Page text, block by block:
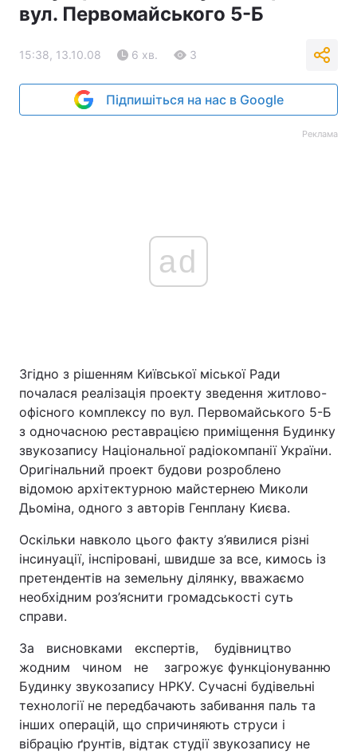
вул. Первомайського 5-Б
15:38, 13.10.08 6 хв. 3
Підпишіться на нас в Google
Реклама
ad
Згідно з рішенням Київської міської Ради
почалася реалізація проекту зведення житлово-
офісного комплексу по вул. Первомайського 5-Б
з одночасною реставрацією приміщення Будинку
звукозапису Національної радіокомпанії України.
Оригінальний проект будови розроблено
відомою архітектурною майстернею Миколи
Дьоміна, одного з авторів Генплану Києва.
Оскільки навколо цього факту з’явилися різні
інсинуації, інспіровані, швидше за все, кимось із
претендентів на земельну ділянку, вважаємо
необхідним роз’яснити громадськості суть
справи.
За висновками експертів, будівництво
жодним чином не загрожує функціонуванню
Будинку звукозапису НРКУ. Сучасні будівельні
технології не передбачають забивання паль та
інших операцій, що спричиняють струси і
вібрацію ґрунтів, відтак студії звукозапису не